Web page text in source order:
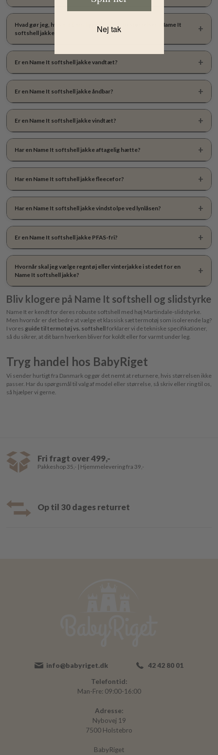
Hvad gør jeg, hvis mit barn ligger mellem to størrelser i Name It
softshell jakke?
Er en Name It softshell jakke vandtæt?
Er en Name It softshell jakke åndbar?
Er en Name It softshell jakke vindtæt?
Har en Name It softshell jakke aftagelig hætte?
Har en Name It softshell jakke fleecefor?
Har en Name It softshell jakke vindstolpe ved lynlåsen?
Er en Name It softshell jakke PFAS-fri?
Hvornår skal jeg vælge regntøj eller vinterjakke i stedet for en
Name It softshell jakke?
Bliv klogere på Name It softshell og slidstyrke
Name It er kendt for deres robuste softshell med høj Martindale-slidstyrke.
Men hvornår er det bedre at vælge et klassisk sæt termotøj som isolerende lag?
I vores guide til termotøj vs. softshellforklarer vi de tekniske specifikationer,
så du sikrer, at dit barn hverken bliver for koldt eller for varmt under leg.
Tryg handel hos BabyRiget
Vi sender hurtigt fra Danmark og gør det nemt at returnere, hvis størrelsen ikke
passer. Har du spørgsmål til valg af model eller størrelse, så skriv eller ring til os,
så hjælper vi gerne.
Fri fragt over 499,-
Pakkeshop 35,- | Hjemmelevering fra 39,-
Op til 30 dages returret
info@babyriget.dk 42 42 80 01
Telefontid:
Man-Fre: 09:00-16:00
Adresse:
Nybovej 19
7500 Holstebro
BabyRiget
Nej tak